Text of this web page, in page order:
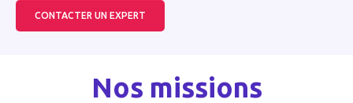
CONTACTER UN EXPERT
Nos missions